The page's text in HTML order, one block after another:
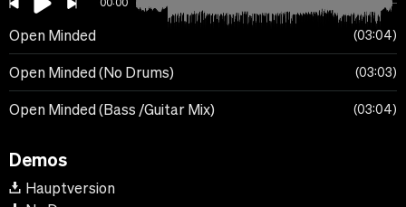
Open Minded 03:04
Open Minded (No Drums) 03:03
Open Minded (Bass /Guitar Mix) 03:04
Demos
Hauptversion